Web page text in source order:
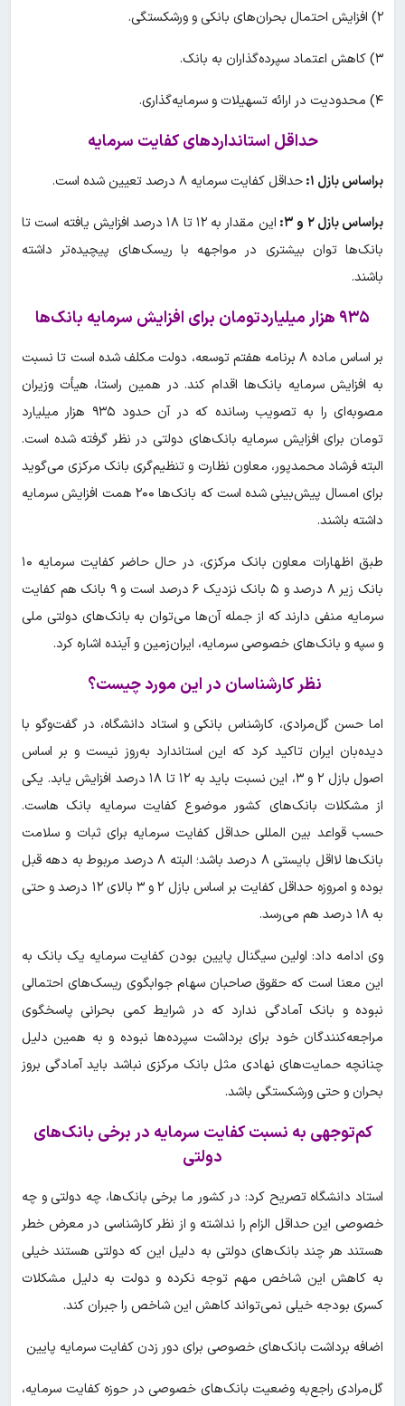
۲) افزایش احتمال بحران‌های بانکی و ورشکستگی.
۳) کاهش اعتماد سپرده‌گذاران به بانک.
۴) محدودیت در ارائه تسهیلات و سرمایه‌گذاری.
حداقل استانداردهای کفایت سرمایه
براساس بازل ۱: حداقل کفایت سرمایه ۸ درصد تعیین شده است.
براساس بازل ۲ و ۳:
این مقدار به ۱۲ تا ۱۸ درصد افزایش یافته است تا
بانک‌ها توان بیشتری در مواجهه با ریسک‌های پیچیده‌تر داشته
باشند.
۹۳۵ هزار میلیاردتومان برای افزایش سرمایه بانک‌ها
بر اساس ماده ۸ برنامه هفتم توسعه، دولت مکلف شده است تا نسبت
به افزایش سرمایه بانک‌ها اقدام کند. در همین راستا، هیأت وزیران
مصوبه‌ای را به تصویب رسانده که در آن حدود ۹۳۵ هزار میلیارد
تومان برای افزایش سرمایه بانک‌های دولتی در نظر گرفته شده است.
البته فرشاد محمدپور، معاون نظارت و تنظیم‌گری بانک مرکزی می‌گوید
برای امسال پیش‌بینی شده است که بانک‌ها ۲۰۰ همت افزایش سرمایه
داشته باشند.
طبق اظهارات معاون بانک مرکزی، در حال حاضر کفایت سرمایه ۱۰
بانک زیر ۸ درصد و ۵ بانک نزدیک ۶ درصد است و ۹ بانک هم کفایت
سرمایه منفی دارند که از جمله آن‌ها می‌توان به بانک‌های دولتی ملی
و سپه و بانک‌های خصوصی سرمایه، ایران‌زمین و آینده اشاره کرد.
نظر کارشناسان در این مورد چیست؟
اما حسن گل‌مرادی، کارشناس بانکی و استاد دانشگاه، در گفت‌وگو با
دیده‌بان ایران تاکید کرد که این استاندارد به‌روز نیست و بر اساس
اصول بازل ۲ و ۳، این نسبت باید به ۱۲ تا ۱۸ درصد افزایش یابد. یکی
از مشکلات بانک‌های کشور موضوع کفایت سرمایه بانک هاست.
حسب قواعد بین المللی حداقل کفایت سرمایه برای ثبات و سلامت
بانک‌ها لااقل بایستی ۸ درصد باشد؛ البته ۸ درصد مربوط به دهه قبل
بوده و امروزه حداقل کفایت بر اساس بازل ۲ و ۳ بالای ۱۲ درصد و حتی
به ۱۸ درصد هم می‌رسد.
وی ادامه داد: اولین سیگنال پایین بودن کفایت سرمایه یک بانک به
این معنا است که حقوق صاحبان سهام جوابگوی ریسک‌های احتمالی
نبوده و بانک آمادگی ندارد که در شرایط کمی بحرانی پاسخگوی
مراجعه‌کنندگان خود برای برداشت سپرده‌ها نبوده و به همین دلیل
چنانچه حمایت‌های نهادی مثل بانک مرکزی نباشد باید آمادگی بروز
بحران و حتی ورشکستگی باشد.
کم‌توجهی به نسبت کفایت سرمایه در برخی بانک‌های
دولتی
استاد دانشگاه تصریح کرد: در کشور ما برخی بانک‌ها، چه دولتی و چه
خصوصی این حداقل الزام را نداشته و از نظر کارشناسی در معرض خطر
هستند هر چند بانک‌های دولتی به دلیل این که دولتی هستند خیلی
به کاهش این شاخص مهم توجه نکرده و دولت به دلیل مشکلات
کسری بودجه خیلی نمی‌تواند کاهش این شاخص را جبران کند.
اضافه برداشت بانک‌های خصوصی برای دور زدن کفایت سرمایه پایین
گل‌مرادی راجع‌به وضعیت بانک‌های خصوصی در حوزه کفایت سرمایه،